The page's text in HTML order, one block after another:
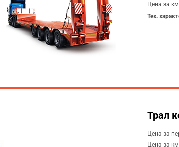
Цена за
Тех.
Трал
Цена за
Цена за